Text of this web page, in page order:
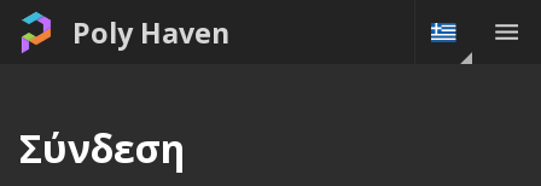
Poly Haven
Σύνδεση